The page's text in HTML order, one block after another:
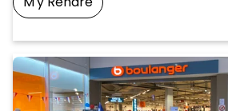
Prendre Un Rendez-Vous